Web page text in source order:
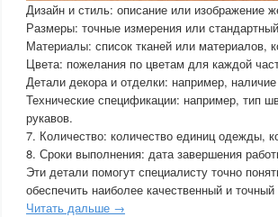
Дизайн и стиль: описание или изображение
Размеры: точные измерения или
Материалы: список тканей или
Цвета: пожелания по цветам для каждой
Детали декора и отделки: например,
Технические спецификации: например, тип
рукавов.
7. Количество: количество единиц одежды,
8. Сроки выполнения: дата завершения
Эти детали помогут специалисту точно
обеспечить наиболее качественный и точный
Читать дальше →